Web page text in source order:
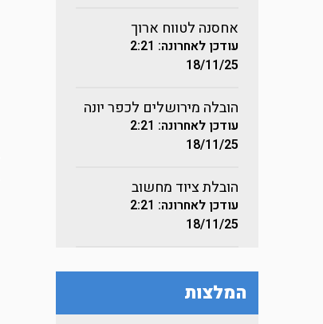
אחסנה לטווח ארוך
עודכן לאחרונה: 2:21
18/11/25
הובלה מירושלים לכפר יונה
עודכן לאחרונה: 2:21
18/11/25
הובלת ציוד מחשוב
עודכן לאחרונה: 2:21
18/11/25
המלצות